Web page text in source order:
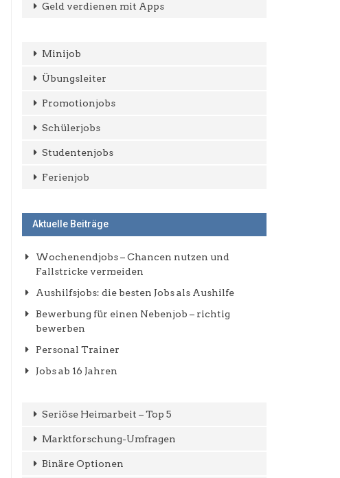
Geld verdienen mit Apps
Minijob
Übungsleiter
Promotionjobs
Schülerjobs
Studentenjobs
Ferienjob
Aktuelle Beiträge
Wochenendjobs – Chancen nutzen und
Fallstricke vermeiden
Aushilfsjobs: die besten Jobs als Aushilfe
Bewerbung für einen Nebenjob – richtig
bewerben
Personal Trainer
Jobs ab 16 Jahren
Seriöse Heimarbeit – Top 5
Marktforschung-Umfragen
Binäre Optionen